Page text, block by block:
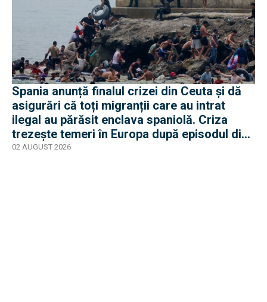
Spania anunță finalul crizei din Ceuta și dă
asigurări că toți migranții care au intrat
ilegal au părăsit enclava spaniolă. Criza
trezește temeri în Europa după episodul din
2015
02 AUGUST 2026